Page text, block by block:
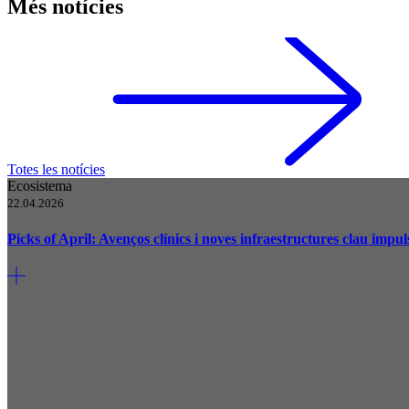
Més notícies
Totes les notícies
Ecosistema
22.04.2026
Picks of April: Avenços clínics i noves infraestructures clau